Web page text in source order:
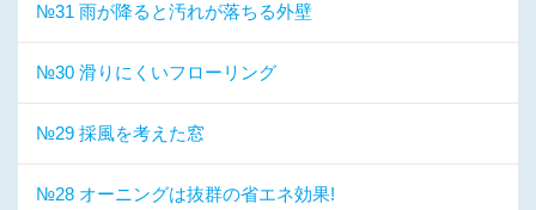
№31 雨が降ると汚れが落ちる外壁
№30 滑りにくいフローリング
№29 採風を考えた窓
№28 オーニングは抜群の省エネ効果!